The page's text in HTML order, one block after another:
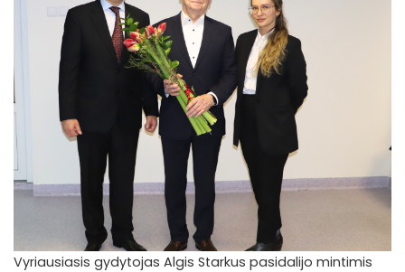
Vyriausiasis gydytojas Algis Starkus pasidalijo mintimis